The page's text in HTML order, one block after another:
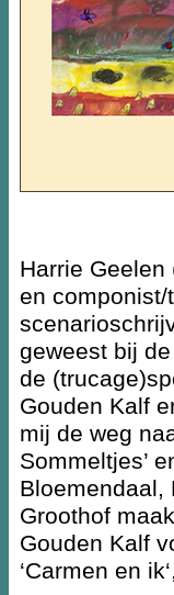
Harrie
en componist/
geweest bij
de
Gouden Kalf
mij de weg
Sommeltjes’
Bloemendaal,
Groothof
Gouden Kalf
‘Carmen en